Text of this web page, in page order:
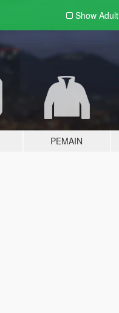
Show Adult
PEMAIN